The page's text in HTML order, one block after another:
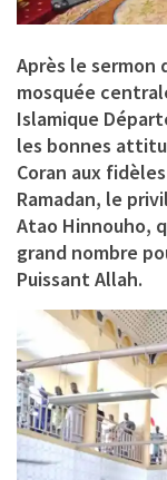
Après le sermon
mosquée
Islamique
les bonnes
Coran aux
Ramadan, le
Atao Hinnouho,
grand nombre
Puissant Allah.